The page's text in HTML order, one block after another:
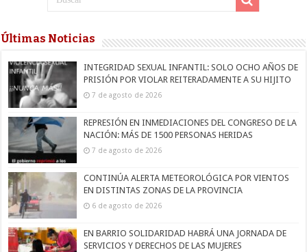
Últimas Noticias
INTEGRIDAD SEXUAL INFANTIL: SOLO OCHO AÑOS DE
PRISIÓN POR VIOLAR REITERADAMENTE A SU HIJITO
7 de agosto de 2026
REPRESIÓN EN INMEDIACIONES DEL CONGRESO DE LA
NACIÓN: MÁS DE 1500 PERSONAS HERIDAS
7 de agosto de 2026
CONTINÚA ALERTA METEOROLÓGICA POR VIENTOS
EN DISTINTAS ZONAS DE LA PROVINCIA
6 de agosto de 2026
EN BARRIO SOLIDARIDAD HABRÁ UNA JORNADA DE
SERVICIOS Y DERECHOS DE LAS MUJERES